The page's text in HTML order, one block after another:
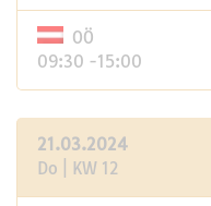
OÖ
09:30 -15:00
21.03.2024
Do | KW 12